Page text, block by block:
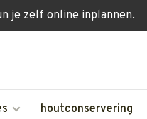
je zelf online inplannen.
houtconservering